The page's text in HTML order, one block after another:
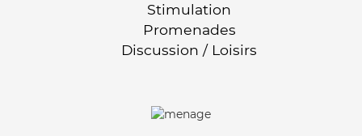
Stimulation
Promenades
Discussion / Loisirs